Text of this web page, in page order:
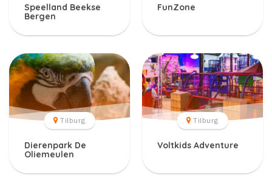
Speelland Beekse
Bergen
FunZone
Tilburg
Dierenpark De
Oliemeulen
Tilburg
Voltkids Adventure